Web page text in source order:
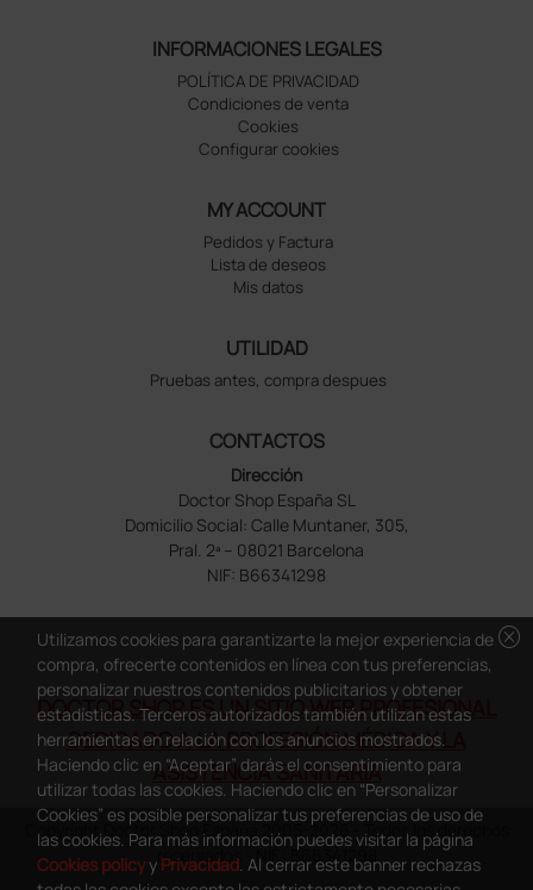
INFORMACIONES LEGALES
POLÍTICA DE PRIVACIDAD
Condiciones de venta
Cookies
Configurar cookies
MY ACCOUNT
Pedidos y Factura
Lista de deseos
Mis datos
UTILIDAD
Pruebas antes, compra despues
CONTACTOS
Dirección
Doctor Shop España SL
Domicilio Social: Calle Muntaner, 305,
Pral. 2ª – 08021 Barcelona
NIF: B66341298
DOCTOR SHOP ES UN SITIO WEB PROFESIONAL
DEDICADO A LA PROFESIÓN MÉDICA Y LA
ASISTENCIA SANITARIA
Copyright Doctor Shop España 2005-2026 - Todos los derechos
reservados - NIF.: B66341298
cancel
Utilizamos cookies para garantizarte la mejor experiencia de
compra, ofrecerte contenidos en línea con tus preferencias,
personalizar nuestros contenidos publicitarios y obtener
estadísticas. Terceros autorizados también utilizan estas
herramientas en relación con los anuncios mostrados.
Haciendo clic en “Aceptar” darás el consentimiento para
utilizar todas las cookies. Haciendo clic en “Personalizar
Cookies” es posible personalizar tus preferencias de uso de
las cookies. Para más información puedes visitar la página
Cookies policyy Privacidad. Al cerrar este banner rechazas